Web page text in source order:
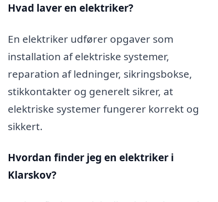
Hvad laver en elektriker?
En elektriker udfører opgaver som
installation af elektriske systemer,
reparation af ledninger, sikringsbokse,
stikkontakter og generelt sikrer, at
elektriske systemer fungerer korrekt og
sikkert.
Hvordan finder jeg en elektriker i
Klarskov?